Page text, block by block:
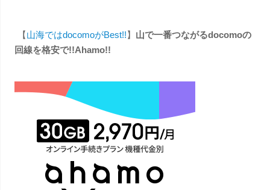
【山海ではdocomoがBest!!】 山で一番つながるdocomoの
回線を格安で!!Ahamo!!